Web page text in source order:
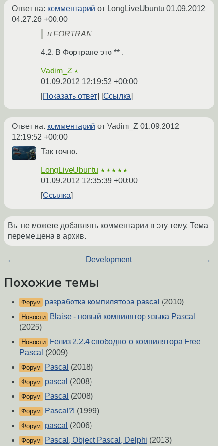
Ответ на: комментарий от LongLiveUbuntu 01.09.2012
04:27:26 +00:00
и FORTRAN.
4.2. В Фортране это ** .
Vadim_Z ★
01.09.2012 12:19:52 +00:00
Показать ответ
Ссылка
Ответ на: комментарий от Vadim_Z 01.09.2012
12:19:52 +00:00
Так точно.
LongLiveUbuntu ★★★★★
01.09.2012 12:35:39 +00:00
Ссылка
Вы не можете добавлять комментарии в эту тему. Тема
перемещена в архив.
← Development →
Похожие темы
Форум разработка компилятора pascal (2010)
Новости
Blaise - новый компилятор языка Pascal
(2026)
Новости
Релиз 2.2.4 свободного компилятора Free
Pascal (2009)
Форум Pascal (2018)
Форум pascal (2008)
Форум Pascal (2008)
Форум Pascal?! (1999)
Форум pascal (2006)
Форум Pascal, Object Pascal, Delphi (2013)